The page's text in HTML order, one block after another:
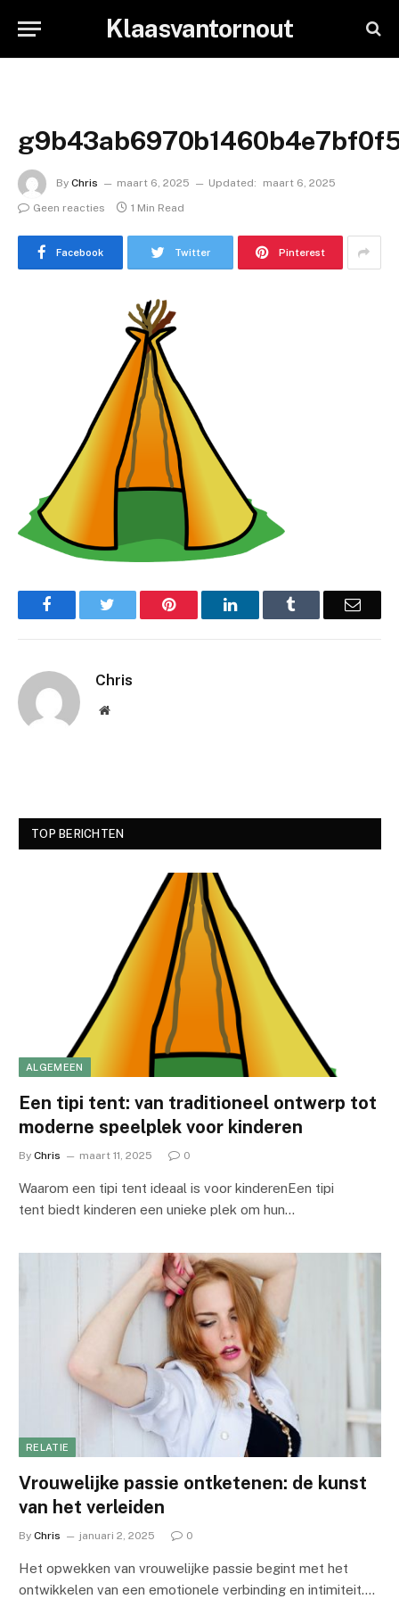
Klaasvantornout
By Chris maart 6, 2025 Updated:
maart 6, 2025
Geen reacties
1 Min Read
Facebook Twitter Pinterest
Facebook Pinterest LinkedIn Email
Chris
Website
TOP BERICHTEN
ALGEMEEN
Een tipi tent: van traditioneel ontwerp tot
moderne speelplek voor kinderen
By Chris maart 11, 2025 0
Waarom een tipi tent ideaal is voor kinderenEen tipi
tent biedt kinderen een unieke plek om hun…
RELATIE
Vrouwelijke passie ontketenen: de kunst
van het verleiden
By Chris januari 2, 2025 0
Het opwekken van vrouwelijke passie begint met het
ontwikkelen van een emotionele verbinding en intimiteit.…